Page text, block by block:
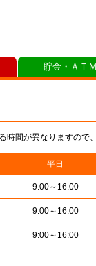
間が異なりますので
平日
9:00～16:00
9:00～16:00
9:00～16:00
貯金・ＡＴ